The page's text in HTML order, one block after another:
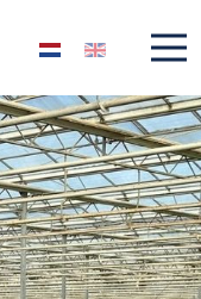
Selecteer de taal